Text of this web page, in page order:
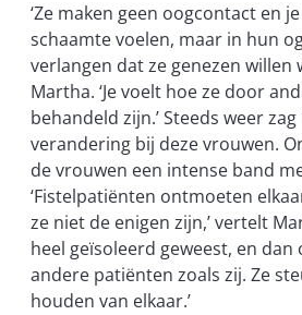
‘Ze maken geen oogcontact en
schaamte voelen, maar in hun
verlangen dat ze genezen willen
Martha. ‘Je voelt hoe ze door
behandeld zijn.’ Steeds weer
verandering bij deze vrouwen.
de vrouwen een intense band
‘Fistelpatiënten ontmoeten
ze niet de enigen zijn,’ vertelt
heel geïsoleerd geweest, en
andere patiënten zoals zij. Ze
houden van elkaar.’